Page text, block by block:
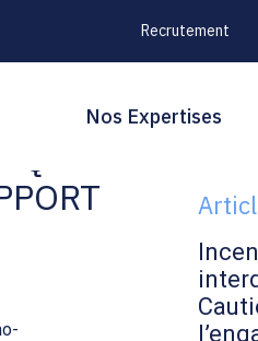
Recrutement
Principal
Nos Expertises
Blog